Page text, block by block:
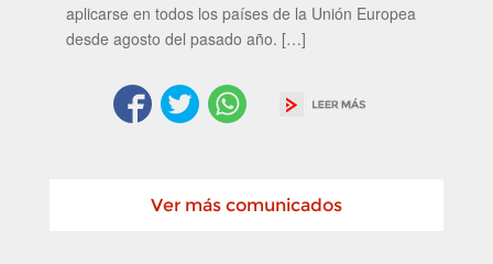
aplicarse en todos los países de la Unión Europea
desde agosto del pasado año. […]
Ver más comunicados